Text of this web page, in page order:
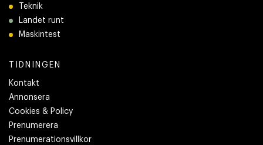
Teknik
Landet runt
Maskintest
TIDNINGEN
Kontakt
Annonsera
Cookies & Policy
Prenumerera
Prenumerationsvillkor